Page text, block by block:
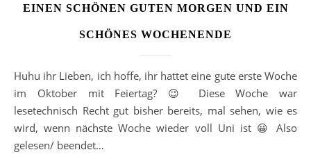
EINEN SCHÖNEN GUTEN MORGEN UND EIN
SCHÖNES WOCHENENDE
Huhu ihr Lieben, ich hoffe, ihr hattet eine gute erste Woche
im Oktober mit Feiertag? 😉 Diese Woche war
lesetechnisch Recht gut bisher bereits, mal sehen, wie es
wird, wenn nächste Woche wieder voll Uni ist 😀 Also
gelesen/ beendet…